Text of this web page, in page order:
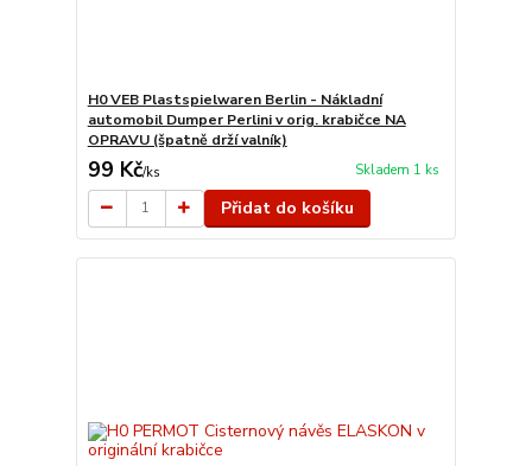
H0 VEB Plastspielwaren Berlin - Nákladní
automobil Dumper Perlini v orig. krabičce NA
OPRAVU (špatně drží valník)
99 Kč/ks Skladem 1 ks
Přidat do košíku